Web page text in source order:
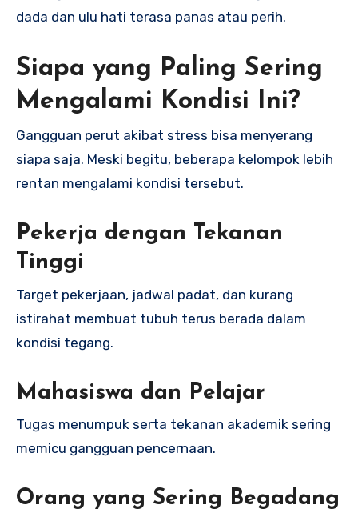
dada dan ulu hati terasa panas atau perih.
Siapa yang Paling Sering
Mengalami Kondisi Ini?
Gangguan perut akibat stress bisa menyerang
siapa saja. Meski begitu, beberapa kelompok lebih
rentan mengalami kondisi tersebut.
Pekerja dengan Tekanan
Tinggi
Target pekerjaan, jadwal padat, dan kurang
istirahat membuat tubuh terus berada dalam
kondisi tegang.
Mahasiswa dan Pelajar
Tugas menumpuk serta tekanan akademik sering
memicu gangguan pencernaan.
Orang yang Sering Begadang